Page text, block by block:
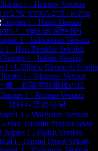
פרק א - היום האחרון של בית
१ - स्कूल का अंतिम दिन
1 - Hari Terakhir Sekolah
I - L'Ultimo Giorno di Scuola
章 – 初等学校最後の日
챕터1- 종업식 날
- Hari Terakhir Persekolahan
I - Ostatni Dzień Szkoły